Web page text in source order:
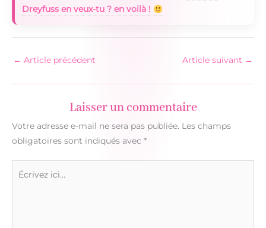
Dreyfuss en veux-tu ? en voilà !
← Article précédent Article suivant →
Laisser un commentaire
Votre adresse e-mail ne sera pas publiée. Les champs
obligatoires sont indiqués avec *